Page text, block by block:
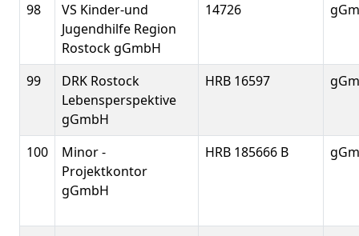
98
VS Kinder-und
Jugendhilfe Region
Rostock gGmbH
14726
99
DRK Rostock
Lebensperspektive
gGmbH
HRB 16597
100
Minor -
Projektkontor
gGmbH
HRB 185666 B